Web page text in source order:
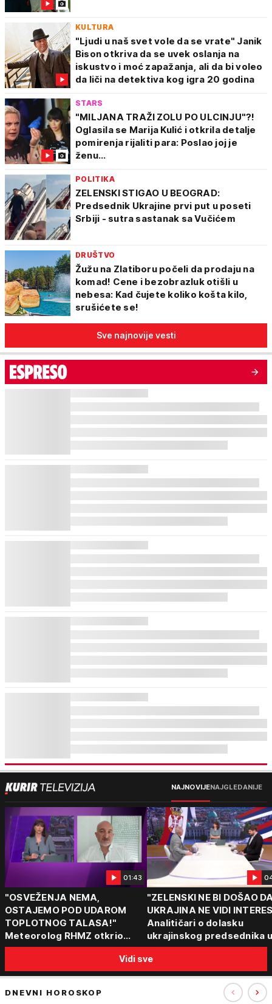
KULTURA
"Ljudi u naš svet vole da se vrate" Janik
Bison otkriva da se uvek oslanja na
iskustvo i moć zapažanja, ali da bi voleo
da liči na detektiva kog igra 20 godina
STARS
"MILJANA TRAŽI ZOLU PO ULCINJU"?!
Oglasila se Marija Kulić i otkrila detalje
pomirenja rijaliti para: Poslao joj je
ženu...
POLITIKA
ZELENSKI STIGAO U BEOGRAD:
Predsednik Ukrajine prvi put u poseti
Srbiji - sutra sastanak sa Vučićem
DRUŠTVO
Žužu na Zlatiboru počeli da prodaju na
komad! Cene i bezobrazluk otišli u
nebesa: Kad čujete koliko košta kilo,
srušićete se!
Sve najnovije vesti
NAJNOVIJENAJGLEDANIJE
01:43
"OSVEŽENJA NEMA,
OSTAJEMO POD UDAROM
TOPLOTNOG TALASA!"
Meteorolog RHMZ otkrio
kakvo vreme nas čeka do
"ZELENSKI NE BI DOŠAO
UKRAJINA NE VIDI
Analitičari o dolasku
ukrajinskog predsednika u
Beograd: "Srbija može da
razgovara sa svima"
Vidi sve
DNEVNI HOROSKOP